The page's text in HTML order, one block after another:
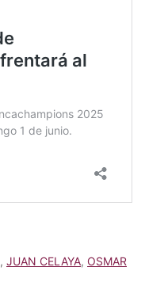
, JUAN CELAYA, OSMAR